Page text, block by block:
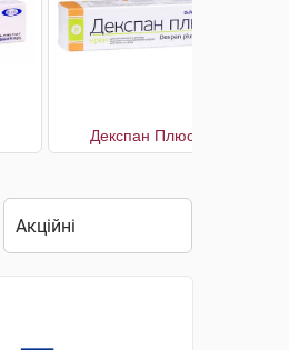
Декспан Плюс